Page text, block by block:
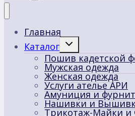
Главная
Каталог
Переключить
меню
Пошив кадетской
Мужская одежда
Женская одежда
Услуги ателье АРИ
Амуниция и
Нашивки и
Трикотаж-Майки и